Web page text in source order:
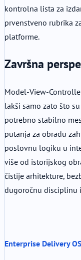
kontrolna lista za
prvenstveno rubrika
platforme.
Završna
Model-View-
lakši samo zato što
potrebno stabilno
putanja za obradu
poslovnu logiku u
više od istorijskog
čistije arhitekture,
dugoročnu disciplinu
Enterprise Delivery OS